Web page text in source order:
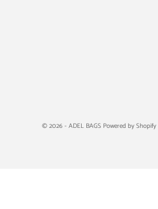
© 2026 - ADEL BAGS Powered by Shopify